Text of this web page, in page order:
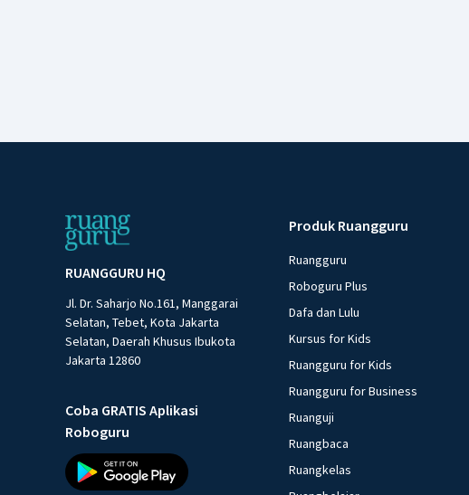
RUANGGURU HQ
Jl. Dr. Saharjo No.161, Manggarai
Selatan, Tebet, Kota Jakarta
Selatan, Daerah Khusus Ibukota
Jakarta 12860
Coba GRATIS Aplikasi
Roboguru
Produk Ruangguru
Ruangguru
Roboguru Plus
Dafa dan Lulu
Kursus for Kids
Ruangguru for Kids
Ruangguru for Business
Ruanguji
Ruangbaca
Ruangkelas